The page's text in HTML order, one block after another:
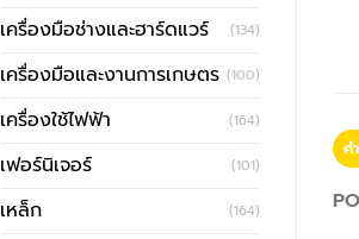
เครื่องมือช่างและฮาร์ดแวร์ (134)
เครื่องมือและงานการเกษตร (100)
เครื่องใช้ไฟฟ้า (164)
เฟอร์นิเจอร์ (101)
เหล็ก (164)
ค